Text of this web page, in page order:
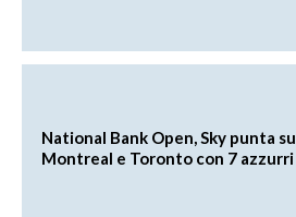
National Bank Open, Sky punta su
Montreal e Toronto con 7 azzurri